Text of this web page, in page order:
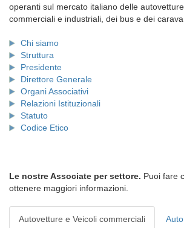
operanti sul mercato italiano delle
commerciali e industriali, dei bus e dei
Chi siamo
Struttura
Presidente
Direttore Generale
Organi Associativi
Relazioni Istituzionali
Statuto
Codice Etico
Le nostre Associate per settore. Puoi fare
ottenere maggiori informazioni.
Autovetture e Veicoli commerciali